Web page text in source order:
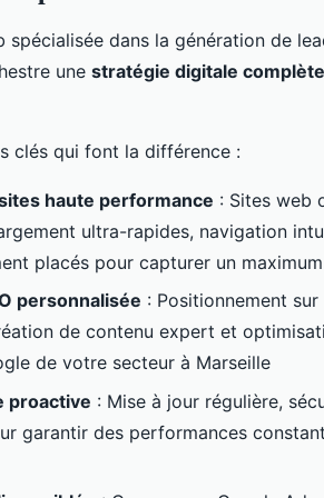
spécialisée dans la génération de
une stratégie digitale complète
clés qui font la différence :
haute performance : Sites web
ultra-rapides, navigation
placés pour capturer un
personnalisée : Positionnement
de contenu expert et
de votre secteur à Marseille
proactive : Mise à jour régulière,
garantir des performances